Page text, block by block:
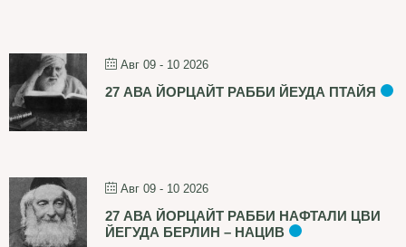
Авг 09 - 10 2026
27 АВА ЙОРЦАЙТ РАББИ ЙЕУДА ПТАЙЯ
Авг 09 - 10 2026
27 АВА ЙОРЦАЙТ РАББИ НАФТАЛИ ЦВИ
ЙЕГУДА БЕРЛИН – НАЦИВ